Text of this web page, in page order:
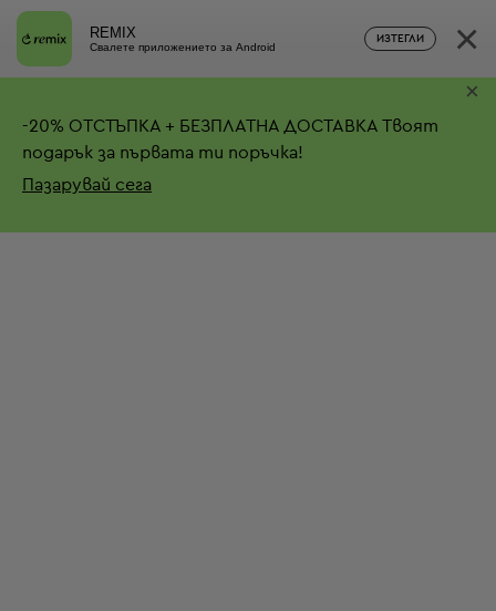
REMIX
Свалете приложението за Android
ИЗТЕГЛИ ×
-20% ОТСТЪПКА + БЕЗПЛАТНА ДОСТАВКА Твоят
подарък за първата ти поръчка!
Пазарувай сега
×